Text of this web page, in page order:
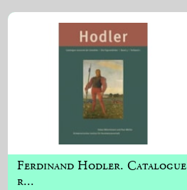
Ferdinand Hodler. Catalogue
r...